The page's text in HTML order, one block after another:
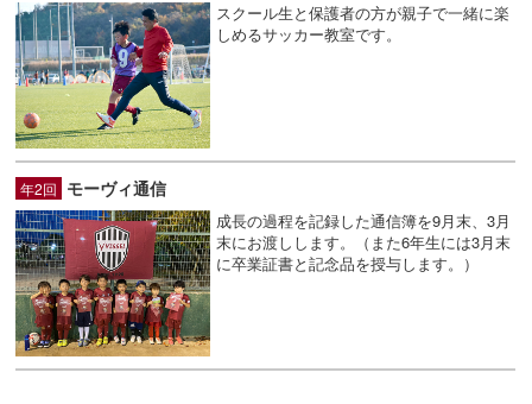
スクール生と保護者の方が親子で一緒に楽
しめるサッカー教室です。
年2回 モーヴィ通信
成長の過程を記録した通信簿を9月末、3月
末にお渡しします。（また6年生には3月末
に卒業証書と記念品を授与します。）